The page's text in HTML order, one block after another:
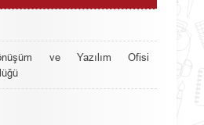
ve Yazılım Ofisi